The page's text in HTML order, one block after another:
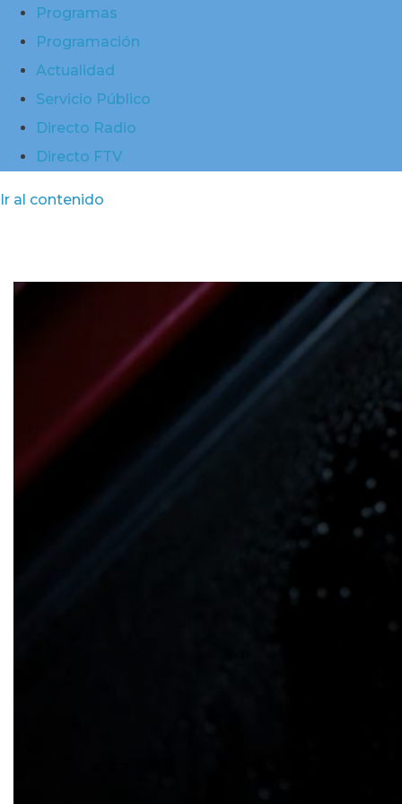
Programas
Programación
Actualidad
Servicio Público
Directo Radio
Directo FTV
Ir al contenido